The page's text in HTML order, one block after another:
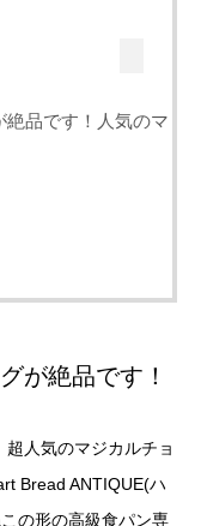
品です！人気のマ
が絶品です！
人気のマジカルチョ
Bread ANTIQUE(ハ
の形の高級食パン専